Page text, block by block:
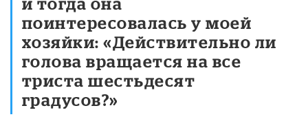
поинтересовалась у моей
хозяйки: «Действительно ли
голова вращается на все
триста шестьдесят
градусов?»